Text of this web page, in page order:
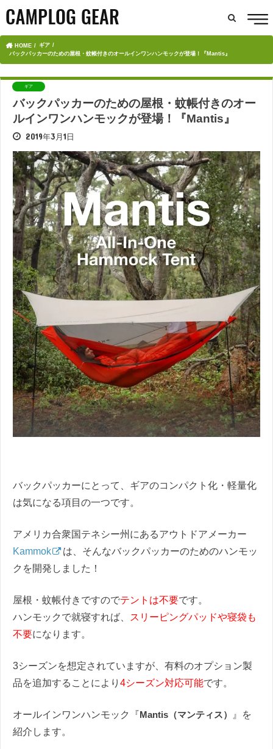
HOME
ギア
バックパッカーのための屋根・蚊帳付きのオールインワンハンモックが登場！『Mantis』
ギア
バックパッカーのための屋根・蚊帳付きのオー
ルインワンハンモックが登場！『Mantis』
2019年3月1日
バックパッカーにとって、ギアのコンパクト化・軽量化
は気になる項目の一つです。
アメリカ合衆国テネシー州にあるアウトドアメーカー
Kammok
は、そんなバックパッカーのためのハンモッ
クを開発しました！
屋根・蚊帳付きですのでテントは不要です。
ハンモックで就寝すれば、
スリーピングパッドや寝袋も
不要になります。
3シーズンを想定されていますが、有料のオプション製
品を追加することにより 4シーズン対応可能です。
オールインワンハンモック『Mantis（マンティス）
』を
紹介します。